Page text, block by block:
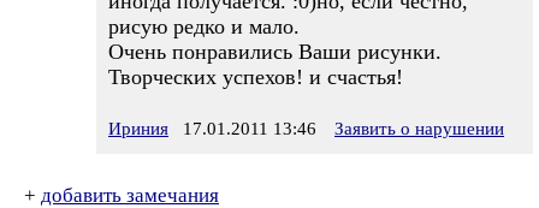
рисую редко и мало.
Очень понравились Ваши рисунки.
Творческих успехов! и счастья!
Ириния 17.01.2011 13:46 Заявить о нарушении
+ добавить замечания